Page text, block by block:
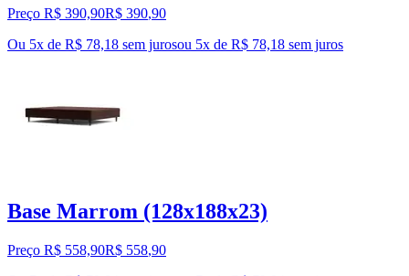
Preço R$ 390,90R$ 390,90
Ou 5x de R$ 78,18 sem jurosou 5x de R$ 78,18 sem juros
Base Marrom (128x188x23)
Preço R$ 558,90R$ 558,90